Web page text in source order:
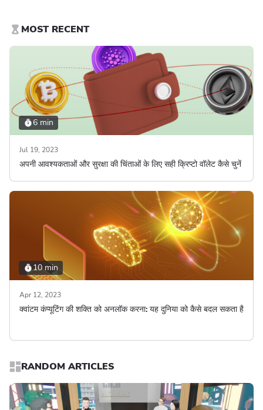
MOST RECENT
6 min
Jul 19, 2023
अपनी आवश्यकताओं और सुरक्षा की चिंताओं के लिए सही क्रिप्टो वॉलेट कैसे चुनें
10 min
Apr 12, 2023
क्वांटम कंप्यूटिंग की शक्ति को अनलॉक करना: यह दुनिया को कैसे बदल सकता है
RANDOM ARTICLES